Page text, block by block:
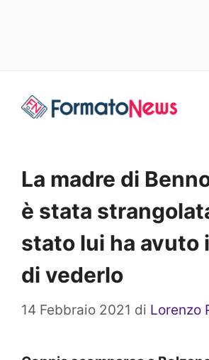
La madre di
è stata
stato lui ha avuto
di vederlo
14 Febbraio 2021 di Lorenzo